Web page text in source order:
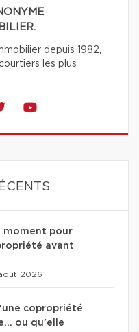
depuis 1982,
les plus
moment pour
avant
2026
copropriété
ou qu'elle